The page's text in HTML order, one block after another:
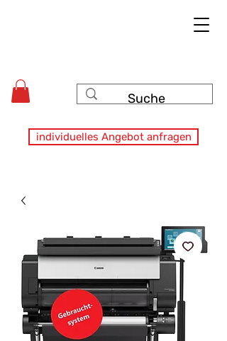
individuelles Angebot anfragen